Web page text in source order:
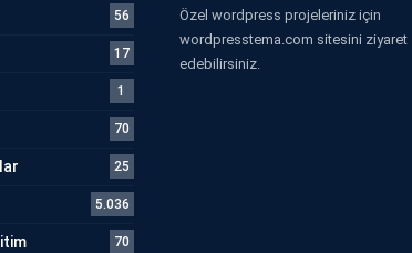
56
17
1
70
25
5.036
70
Özel wordpress projeleriniz için
wordpresstema.com sitesini ziyaret
edebilirsiniz.